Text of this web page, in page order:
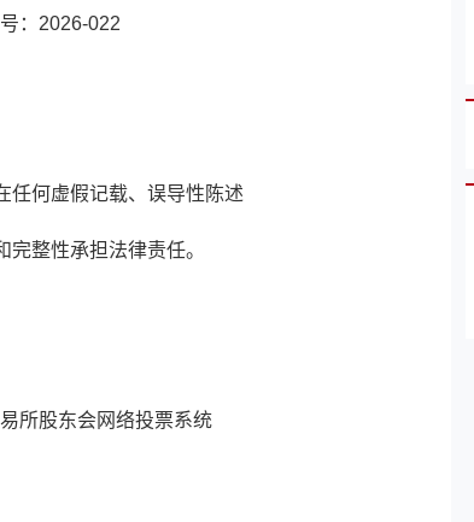
：2026-022
任何虚假记载、误导性陈述
整性承担法律责任。
所股东会网络投票系统